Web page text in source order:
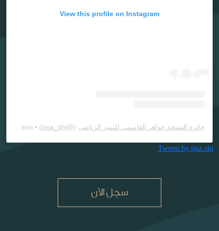
View this profile on Instagram
جائزة الشيخة جواهر القاسمي للتميز الرياضي (@
sjsa_shj
) • Instagram photos and videos
Tweets by sjsa_shj
سجل الآن